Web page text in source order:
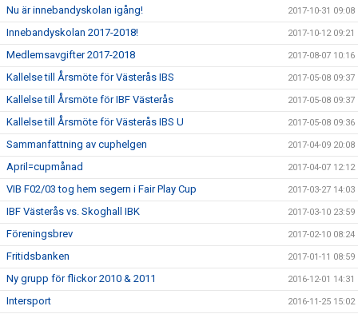
Nu är innebandyskolan igång! 2017-10-31 09:08
Innebandyskolan 2017-2018! 2017-10-12 09:21
Medlemsavgifter 2017-2018 2017-08-07 10:16
Kallelse till Årsmöte för Västerås IBS 2017-05-08 09:37
Kallelse till Årsmöte för IBF Västerås 2017-05-08 09:37
Kallelse till Årsmöte för Västerås IBS U 2017-05-08 09:36
Sammanfattning av cuphelgen 2017-04-09 20:08
April=cupmånad 2017-04-07 12:12
VIB F02/03 tog hem segern i Fair Play Cup 2017-03-27 14:03
IBF Västerås vs. Skoghall IBK 2017-03-10 23:59
Föreningsbrev 2017-02-10 08:24
Fritidsbanken 2017-01-11 08:59
Ny grupp för flickor 2010 & 2011 2016-12-01 14:31
Intersport 2016-11-25 15:02